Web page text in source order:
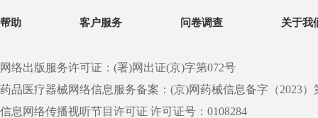
帮助 客户服务 问卷调查 关于我
网络出版服务许可证：(署)网出证(京)字第072号
药品医疗器械网络信息服务备案：(京)网药械信息备字（2023）
信息网络传播视听节目许可证 许可证号：0108284